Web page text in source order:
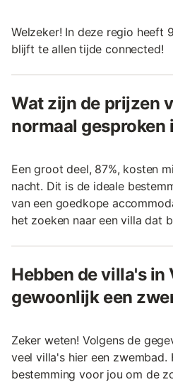
Welzeker! In deze regio heeft
blijft te allen tijde connected!
Wat zijn de prijzen
normaal gesproken
Een groot deel, 87%, kosten
nacht. Dit is de ideale
van een goedkope
het zoeken naar een villa dat
Hebben de villa's in
gewoonlijk een
Zeker weten! Volgens de
veel villa's hier een zwembad.
bestemming voor jou om de